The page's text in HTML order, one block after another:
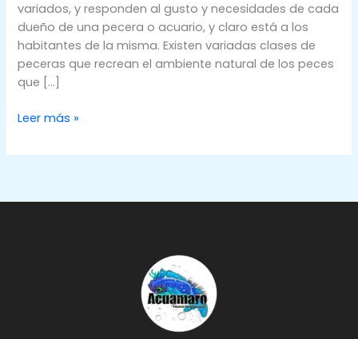
variados, y responden al gusto y necesidades de cada
dueño de una pecera o acuario, y claro está a los
habitantes de la misma. Existen variadas clases de
peceras que recrean el ambiente natural de los peces
que […]
Características
Acuarios
Leer más »